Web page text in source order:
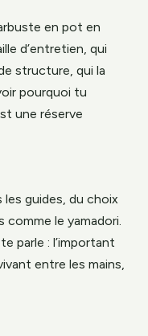
en pot en
d’entretien, qui
structure, qui la
pourquoi tu
une réserve
les guides, du choix
comme le yamadori.
parle : l’important
entre les mains,